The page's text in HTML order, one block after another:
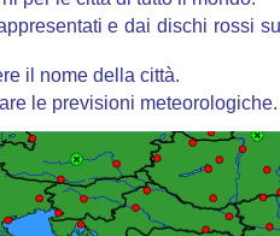
e dai dischi rossi
il nome della città.
le previsioni meteorologiche.